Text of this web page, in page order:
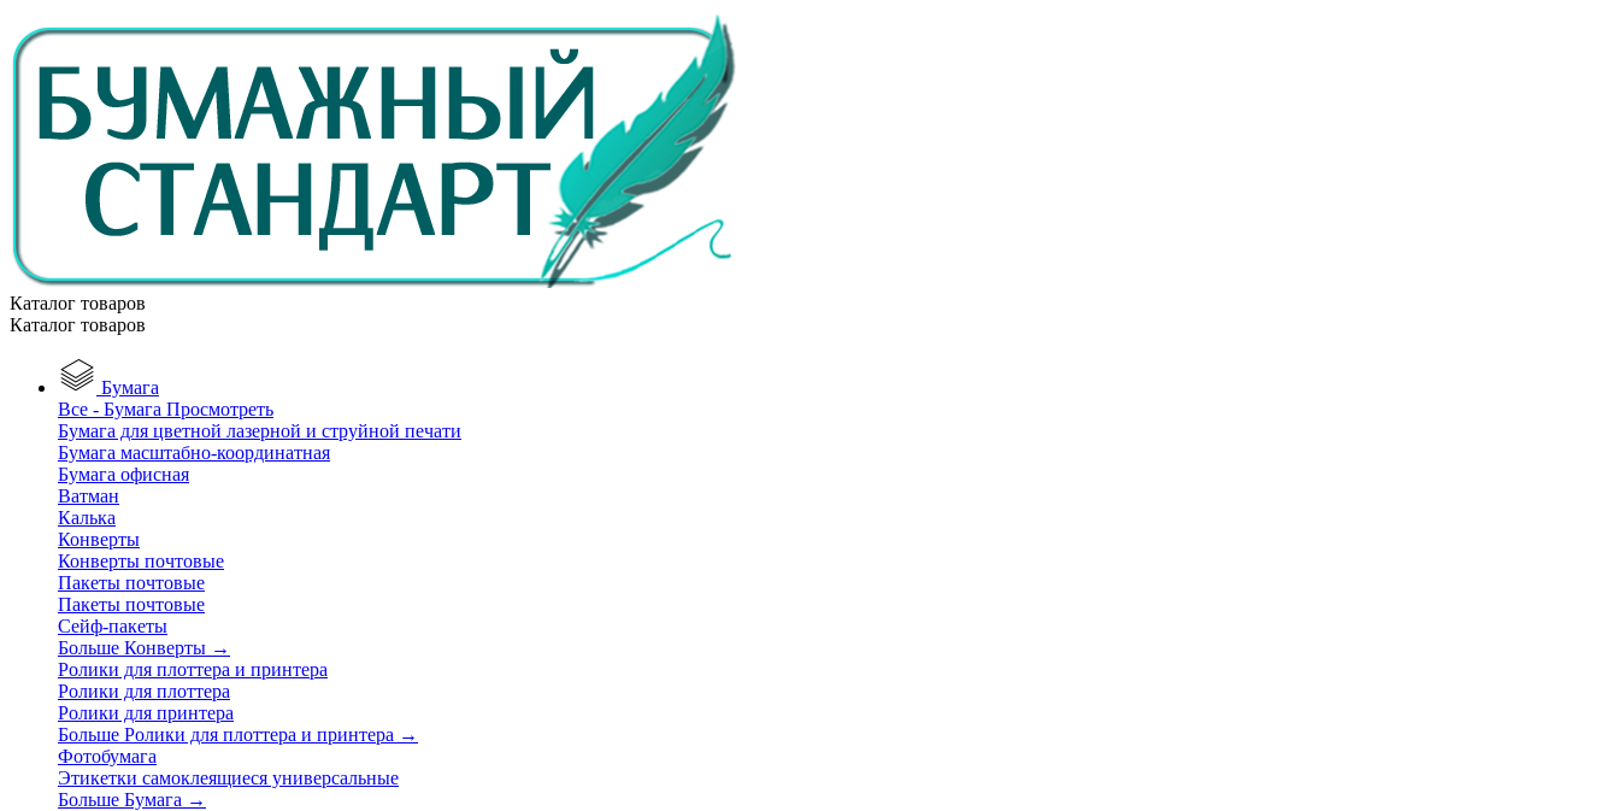
Каталог товаров
Каталог товаров
Бумага
Все - Бумага Просмотреть
Бумага для цветной лазерной и струйной печати
Бумага масштабно-координатная
Бумага офисная
Ватман
Калька
Конверты
Конверты почтовые
Пакеты почтовые
Пакеты почтовые
Сейф-пакеты
Больше Конверты →
Ролики для плоттера и принтера
Ролики для плоттера
Ролики для принтера
Больше Ролики для плоттера и принтера →
Фотобумага
Этикетки самоклеящиеся универсальные
Больше Бумага →